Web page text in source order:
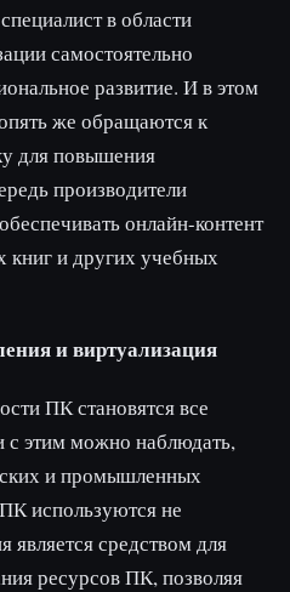
в области
самостоятельно
развитие. И в этом
же обращаются к
для повышения
производители
онлайн-контент
книг и других учебных
и виртуализация
ПК становятся все
этим можно наблюдать,
и промышленных
используются не
является средством для
ресурсов ПК, позволяя